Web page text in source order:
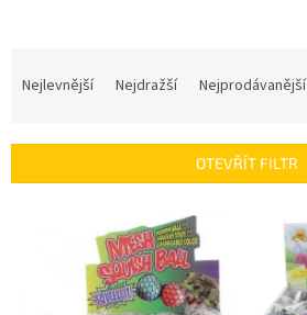
í
Nejlevnější Nejdražší Nejprodávanější
OTEVŘÍT FILTR